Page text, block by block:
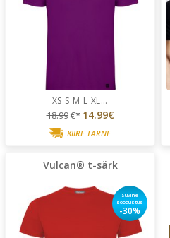
XS S M L XL...
18.99€* 14.99€
KIIRE TARNE
Vulcan® t-särk
Suvine
soodustus
-30%